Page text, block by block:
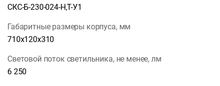
СКС-Б-230-024-Н,Т-У1
Габаритные размеры корпуса, мм
710х120х310
Световой поток светильника, не менее, лм
6 250